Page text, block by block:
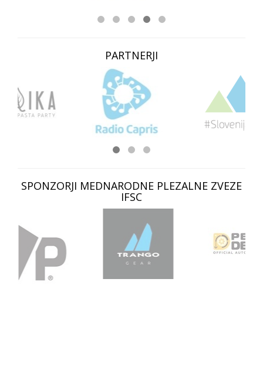
PARTNERJI
SPONZORJI MEDNARODNE PLEZALNE ZVEZE
IFSC